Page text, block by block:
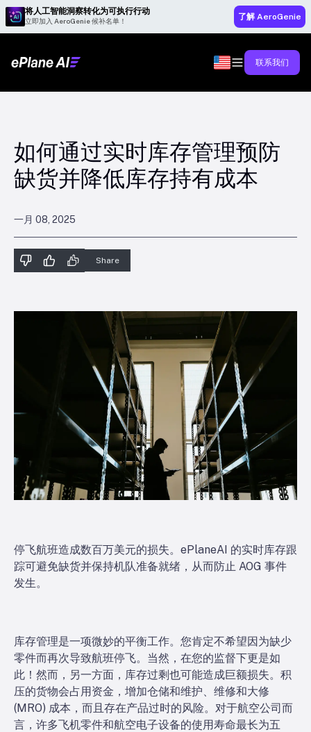
将人工智能洞察转化为可执行行动
立即加入 AeroGenie 候补名单！ 了解 AeroGenie
联系我们
如何通过实时库存管理预防
缺货并降低库存持有成本
一月 08, 2025
Share
停飞航班造成数百万美元的损失。ePlaneAI 的实时库存跟
踪可避免缺货并保持机队准备就绪，从而防止 AOG 事件
发生。
库存管理是一项微妙的平衡工作。您肯定不希望因为缺少
零件而再次导致航班停飞。当然，在您的监督下更是如
此！然而，另一方面，库存过剩也可能造成巨额损失。积
压的货物会占用资金，增加仓储和维护、维修和大修
(MRO) 成本，而且存在产品过时的风险。对于航空公司而
言，许多飞机零件和航空电子设备的使用寿命最长为五